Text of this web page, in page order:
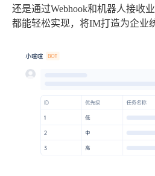
还是通过Webhook和机器人接收
都能轻松实现，将IM打造为企业